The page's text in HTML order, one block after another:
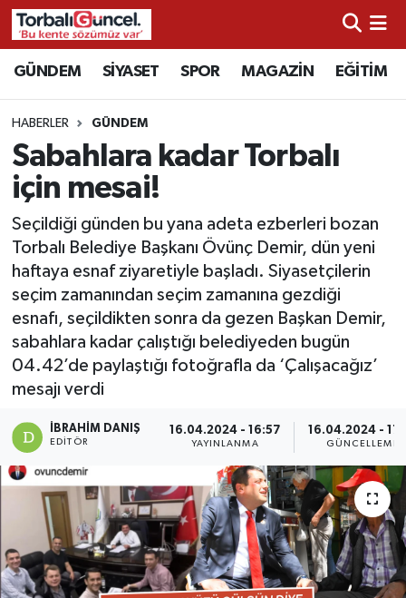
GÜNDEM SİYASET SPOR MAGAZİN EĞİTİM
HABERLER GÜNDEM
Sabahlara kadar Torbalı
için mesai!
Seçildiği günden bu yana adeta ezberleri bozan
Torbalı Belediye Başkanı Övünç Demir, dün yeni
haftaya esnaf ziyaretiyle başladı. Siyasetçilerin
seçim zamanından seçim zamanına gezdiği
esnafı, seçildikten sonra da gezen Başkan Demir,
sabahlara kadar çalıştığı belediyeden bugün
04.42’de paylaştığı fotoğrafla da ‘Çalışacağız’
mesajı verdi
İBRAHIM DANIŞ
EDITÖR
16.04.2024 - 16:57
YAYINLANMA
16.04.2024 -
GÜNCELLEME
İzmir Nöbetçi Eczaneler
İzmir Hava Durumu
İzmir Namaz Vakitleri
Süper Lig Puan Durumu ve Fikstür
Tüm Manşetler
Son Dakika Haberleri
Haber Arşivi